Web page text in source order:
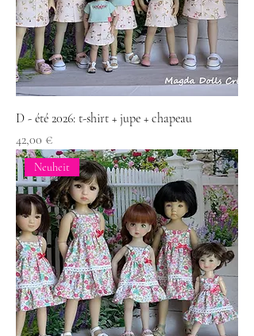
D - été 2026: t-shirt + jupe + chapeau
Preis
42,00 €
Neuheit